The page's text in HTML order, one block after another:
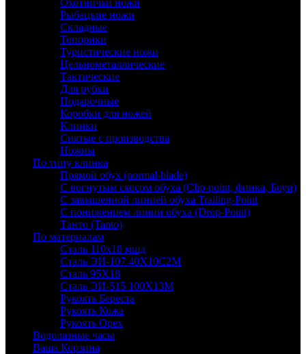
Охотничьи ножи
Рыбацкие ножи
Складные
Топорики
Туристические ножи
Цельнометаллические
Тактические
Для рубки
Подарочные
Коробки для ножей
Клинки
Снятые с производства
Ножны
По типу клинка
Прямой обух (normal-blade)
С вогнутым скосом обуха (Clip-point, финка, Боуи)
С завышенной линией обуха Trailing-Point
С понижением линии обуха (Drop-Point)
Танто (Tanto)
По материалам
Сталь 110х18 мшд
Сталь ЭИ-107 40Х10С2М
Сталь 95Х18
Сталь ЭИ-515 100Х13М
Рукоять Береста
Рукоять Кожа
Рукоять Орех
Водолазные часы
Ваша Корзина